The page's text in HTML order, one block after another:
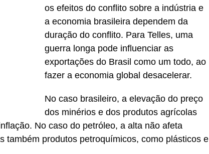
os efeitos do conflito sobre a indústria e
a economia brasileira dependem da
duração do conflito. Para Telles, uma
guerra longa pode influenciar as
exportações do Brasil como um todo, ao
fazer a economia global desacelerar.
No caso brasileiro, a elevação do preço
dos minérios e dos produtos agrícolas
No caso do petróleo, a alta não afeta
também produtos petroquímicos, como plásticos e